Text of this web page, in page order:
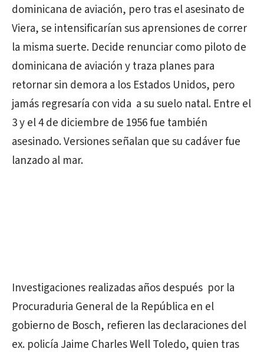
dominicana de aviación, pero tras el asesinato de
Viera, se intensificarían sus aprensiones de correr
la misma suerte. Decide renunciar como piloto de
dominicana de aviación y traza planes para
retornar sin demora a los Estados Unidos, pero
jamás regresaría con vida a su suelo natal. Entre el
3 y el 4 de diciembre de 1956 fue también
asesinado. Versiones señalan que su cadáver fue
lanzado al mar.
Investigaciones realizadas años después por la
Procuraduria General de la República en el
gobierno de Bosch, refieren las declaraciones del
ex. policía Jaime Charles Well Toledo, quien tras